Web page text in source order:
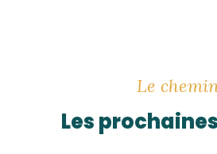
Le
Les